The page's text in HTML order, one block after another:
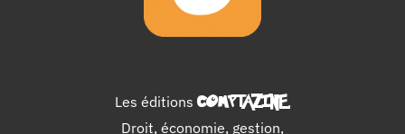
Les éditions COMPTAZINE.
Droit, économie, gestion,